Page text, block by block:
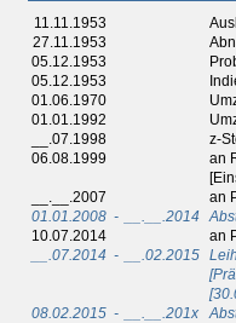
11.11.1953
27.11.1953
05.12.1953
05.12.1953
01.06.1970
01.01.1992
__.07.1998
z-
06.08.1999
an
__.__.2007
an
01.01.2008 - __.__.2014
10.07.2014
an
__.07.2014 - __.02.2015
08.02.2015 - __.__.201x